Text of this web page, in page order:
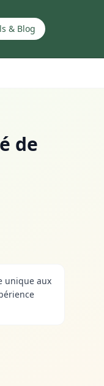
& Blog
de
unique aux